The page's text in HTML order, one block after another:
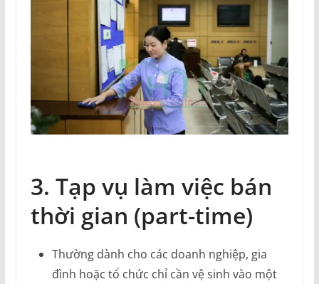
3. Tạp vụ làm việc bán
thời gian (part-time)
Thường dành cho các doanh nghiệp, gia
đình hoặc tổ chức chỉ cần vệ sinh vào một